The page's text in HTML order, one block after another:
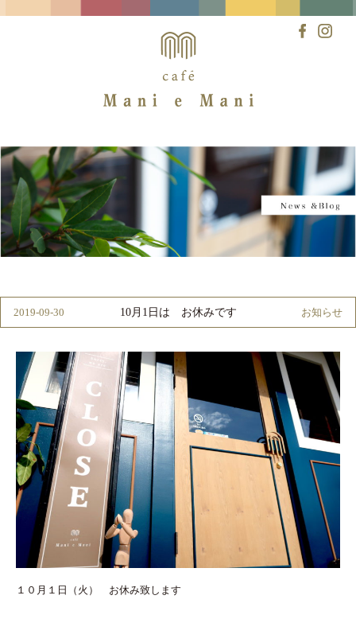
10月1日は お休みです
2019-09-30 お知らせ
１０月１日（火） お休み致します